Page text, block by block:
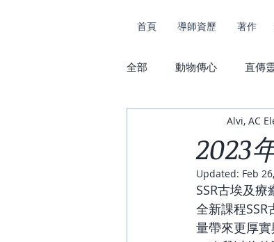
首頁 導師資歷 著作
全部 動物傳心 直傳
課堂花絮及捐款 動
2023
Alvi, AC
Updated: Feb
SSR古埃及
全新課程
量帶來更厚